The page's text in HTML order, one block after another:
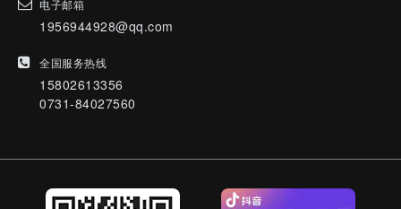
电子邮箱
1956944928@qq.com
全国服务热线
15802613356
0731-84027560